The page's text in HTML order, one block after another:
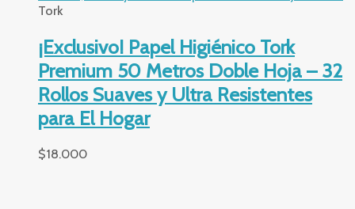
Tork
¡Exclusivo! Papel Higiénico Tork
Premium 50 Metros Doble Hoja – 32
Rollos Suaves y Ultra Resistentes
para El Hogar
$18.000